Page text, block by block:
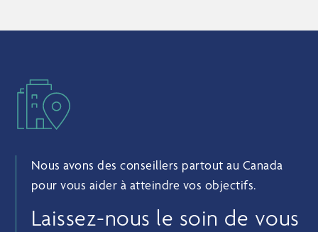
Nous avons des conseillers partout au Canada
pour vous aider à atteindre vos objectifs.
Laissez-nous le soin de vous